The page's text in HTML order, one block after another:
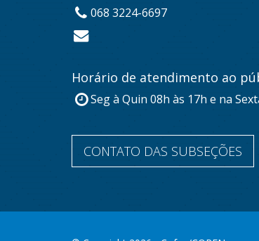
068 3224-6697
Horário de atendimento ao
Seg à Quin 08h às 17h e na
CONTATO DAS SUBSEÇÕES